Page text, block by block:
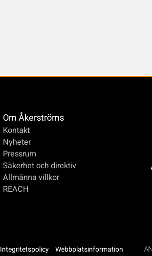
Om Åkerströms
Kontakt
Nyheter
Pressrum
Säkerhet och direktiv
Allmänna villkor
REACH
Integritetspolicy Webbplatsinformation